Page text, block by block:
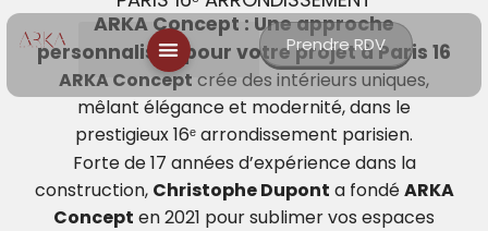
Prendre RDV
ARKA Concept : Une approche
personnalisée pour votre projet à Paris 16
ARKA Concept crée des intérieurs uniques,
mêlant élégance et modernité, dans le
prestigieux 16ᵉ arrondissement parisien.
Forte de 17 années d’expérience dans la
construction, Christophe Dupont a fondéARKA
Concept en 2021 pour sublimer vos espaces